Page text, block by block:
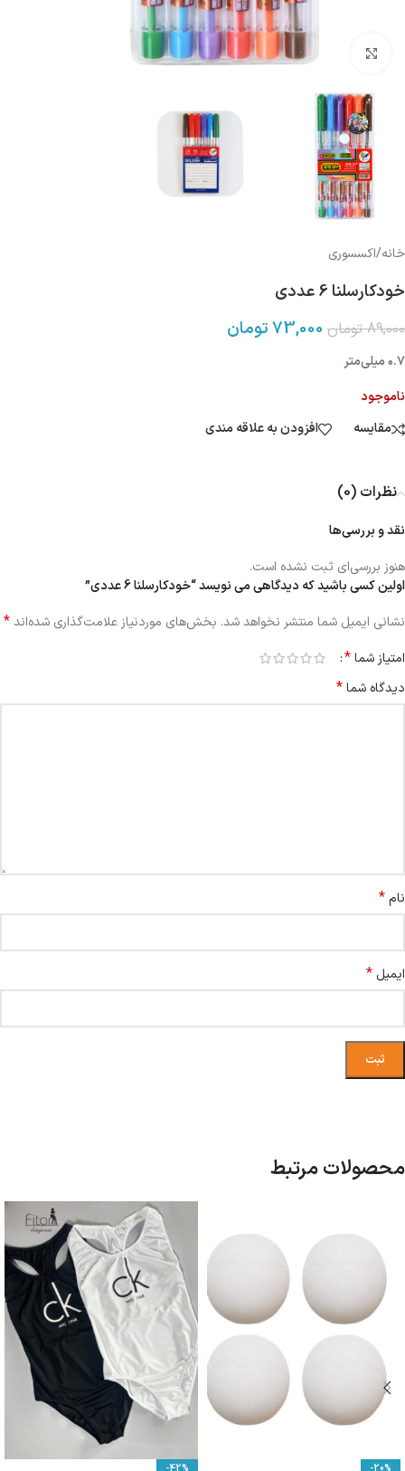
بزرگنمایی تصویر
خانه/اکسسوری
خودکارسلنا 6 عددی
89,000 تومان 73,000تومان
۰.۷ میلی‌متر
ناموجود
مقایسه
افزودن به علاقه مندی
نظرات (0)
نقد و بررسی‌ها
هنوز بررسی‌ای ثبت نشده است.
اولین کسی باشید که دیدگاهی می نویسد “خودکارسلنا 6 عددی”
نشانی ایمیل شما منتشر نخواهد شد. بخش‌های موردنیاز علامت‌گذاری شده‌اند*
امتیاز شما*
دیدگاه شما*
نام*
ایمیل *
محصولات مرتبط